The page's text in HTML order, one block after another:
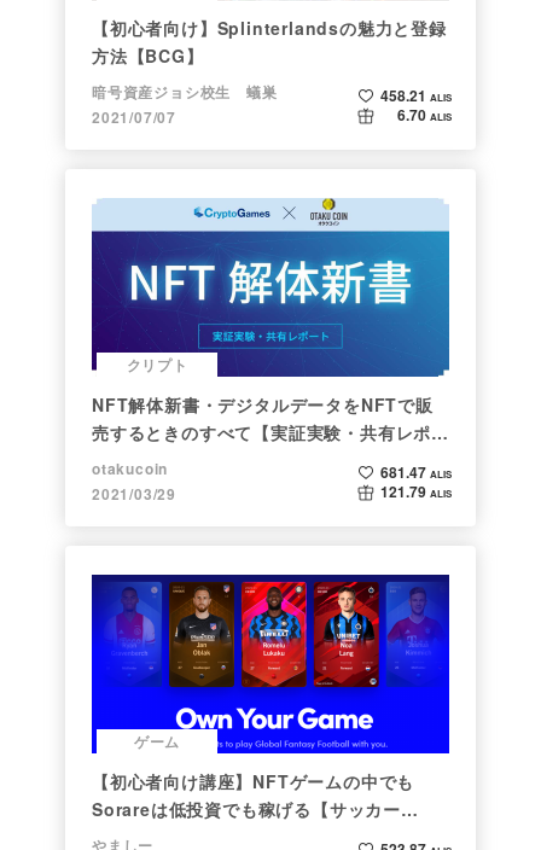
【初心者向け】Splinterlandsの魅力と登録
方法【BCG】
暗号資産ジョシ校生 蟻巣
2021/07/07
458.21 ALIS
6.70 ALIS
クリプト
NFT解体新書・デジタルデータをNFTで販
売するときのすべて【実証実験・共有レポー
ト】
otakucoin
2021/03/29
681.47 ALIS
121.79 ALIS
ゲーム
【初心者向け講座】NFTゲームの中でも
Sorareは低投資でも稼げる【サッカー
×NFT×BCG】
やましー